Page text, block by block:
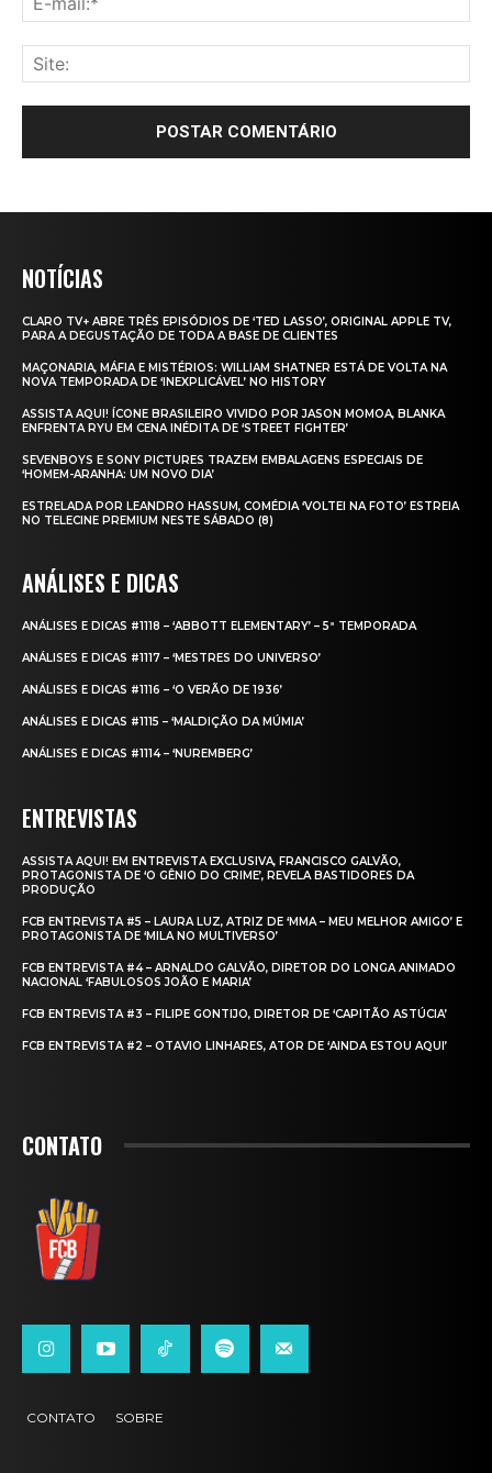
NOTÍCIAS
CLARO TV+ ABRE TRÊS EPISÓDIOS DE ‘TED LASSO’, ORIGINAL APPLE TV,
PARA A DEGUSTAÇÃO DE TODA A BASE DE CLIENTES
MAÇONARIA, MÁFIA E MISTÉRIOS: WILLIAM SHATNER ESTÁ DE VOLTA NA
NOVA TEMPORADA DE ‘INEXPLICÁVEL’ NO HISTORY
ASSISTA AQUI! ÍCONE BRASILEIRO VIVIDO POR JASON MOMOA, BLANKA
ENFRENTA RYU EM CENA INÉDITA DE ‘STREET FIGHTER’
SEVENBOYS E SONY PICTURES TRAZEM EMBALAGENS ESPECIAIS DE
‘HOMEM-ARANHA: UM NOVO DIA’
ESTRELADA POR LEANDRO HASSUM, COMÉDIA ‘VOLTEI NA FOTO’ ESTREIA
NO TELECINE PREMIUM NESTE SÁBADO (8)
ANÁLISES E DICAS
ANÁLISES E DICAS #1118 – ‘ABBOTT ELEMENTARY’ – 5ª TEMPORADA
ANÁLISES E DICAS #1117 – ‘MESTRES DO UNIVERSO’
ANÁLISES E DICAS #1116 – ‘O VERÃO DE 1936’
ANÁLISES E DICAS #1115 – ‘MALDIÇÃO DA MÚMIA’
ANÁLISES E DICAS #1114 – ‘NUREMBERG’
ENTREVISTAS
ASSISTA AQUI! EM ENTREVISTA EXCLUSIVA, FRANCISCO GALVÃO,
PROTAGONISTA DE ‘O GÊNIO DO CRIME’, REVELA BASTIDORES DA
PRODUÇÃO
FCB ENTREVISTA #5 – LAURA LUZ, ATRIZ DE ‘MMA – MEU MELHOR AMIGO’ E
PROTAGONISTA DE ‘MILA NO MULTIVERSO’
FCB ENTREVISTA #4 – ARNALDO GALVÃO, DIRETOR DO LONGA ANIMADO
NACIONAL ‘FABULOSOS JOÃO E MARIA’
FCB ENTREVISTA #3 – FILIPE GONTIJO, DIRETOR DE ‘CAPITÃO ASTÚCIA’
FCB ENTREVISTA #2 – OTAVIO LINHARES, ATOR DE ‘AINDA ESTOU AQUI’
CONTATO
CONTATO SOBRE